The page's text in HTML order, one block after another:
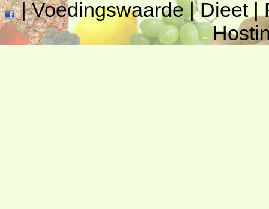
|Voedingswaarde|Dieet|